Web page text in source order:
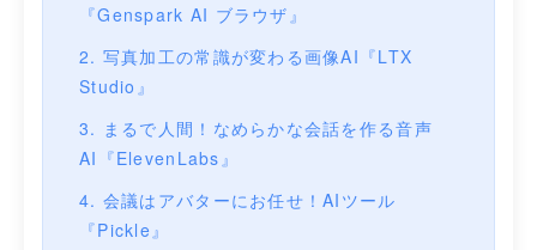
『Genspark AI ブラウザ』
2. 写真加工の常識が変わる画像AI『LTX
Studio』
3. まるで人間！なめらかな会話を作る音声
AI『ElevenLabs』
4. 会議はアバターにお任せ！AIツール
『Pickle』